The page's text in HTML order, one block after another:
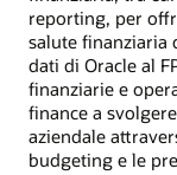
reporting, per
salute finanziaria
dati di Oracle al
finanziarie e
finance a
aziendale
budgeting e le